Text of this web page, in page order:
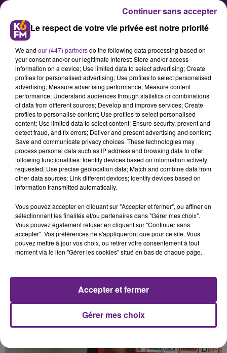
Le DFCO joue la Coupe de
France, pour oublier un peu le
championnat
Les joueurs du DFCO vont jouer ce
mercredi soir les 32eme de finale
de la Coupe de France, face à Lille.
rencontre très importante
dimanche, face à Nîmes, pour le
maintien en Ligue 1.
Le respect de votre vie privée est notre priorité
We and our (447) partnersdo the following data processing based on
your consent and/or our legitimate interest: Store and/or access
information on a device; Use limited data to select advertising; Create
profiles for personalised advertising; Use profiles to select personalised
advertising; Measure advertising performance; Measure content
performance; Understand audiences through statistics or combinations
of data from different sources; Develop and improve services; Create
profiles to personalise content; Use profiles to select personalised
content; Use limited data to select content; Ensure security, prevent and
detect fraud, and fix errors; Deliver and present advertising and content;
Save and communicate privacy choices. These technologies may
process personal data such as IP address and browsing data to offer
following functionalities: Identify devices based on information actively
requested; Use precise geolocation data; Match and combine data from
other data sources; Link different devices; Identify devices based on
information transmitted automatically.
Vous pouvez accepter en cliquant sur "Accepter et fermer", ou affiner en
sélectionnant les finalités et/ou partenaires dans "Gérer mes choix".
Vous pouvez également refuser en cliquant sur "Continuer sans
accepter". Vos préférences ne s'appliqueront que pour ce site. Vous
pouvez mettre à jour vos choix, ou retirer votre consentement à tout
moment via le lien "Gérer les cookies" situé en bas de chaque page.
Gérer mes choix
Accepter et fermer
Continuer sans accepter